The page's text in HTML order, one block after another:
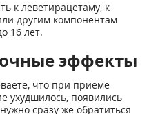
к леветирацетаму, к
другим компонентам
16 лет.
эффекты
что при приеме
ухудшилось, появились
сразу же обратиться